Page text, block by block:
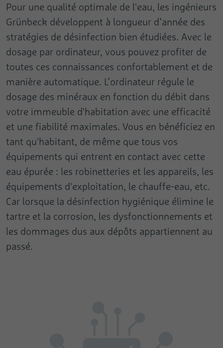
Pour une qualité optimale de l'eau, les ingénieurs
Grünbeck développent à longueur d’année des
stratégies de désinfection bien étudiées. Avec le
dosage par ordinateur, vous pouvez profiter de
toutes ces connaissances confortablement et de
manière automatique. L’ordinateur régule le
dosage des minéraux en fonction du débit dans
votre immeuble d'habitation avec une efficacité
et une fiabilité maximales. Vous en bénéficiez en
tant qu'habitant, de même que tous vos
équipements qui entrent en contact avec cette
eau épurée : les robinetteries et les appareils, les
équipements d'exploitation, le chauffe-eau, etc.
Car lorsque la désinfection hygiénique élimine le
tartre et la corrosion, les dysfonctionnements et
les dommages dus aux dépôts appartiennent au
passé.